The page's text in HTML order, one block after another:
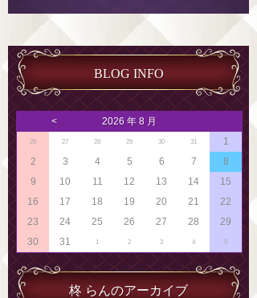
BLOG INFO
< 2026 年 8 月
26 27 28 29 30 31
1
2
3 4 5 6 7
8
9
10 11 12 13 14
15
16
17 18 19 20 21
22
23
24 25 26 27 28
29
30
31 1 2 3 4 5
柊 らんのアーカイブ